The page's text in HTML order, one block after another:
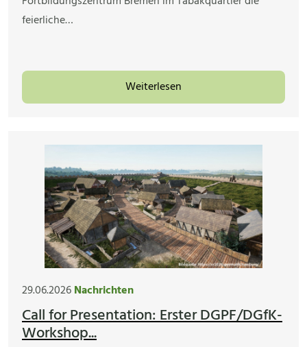
feierliche…
Weiterlesen
29.06.2026Nachrichten
Call for Presentation: Erster DGPF/DGfK-
Workshop...